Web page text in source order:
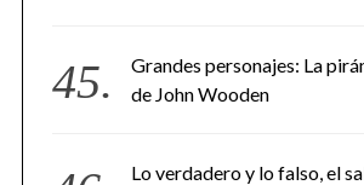
Grandes personajes: La
de John Wooden
Lo verdadero y lo falso, el